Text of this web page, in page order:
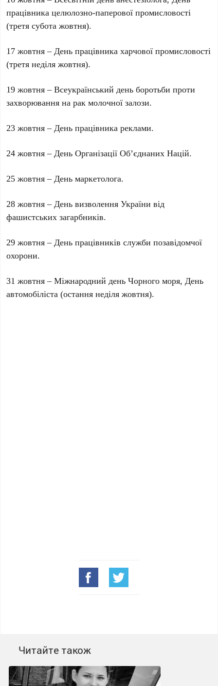
працівника целюлозно-паперової промисловості
(третя субота жовтня).
17 жовтня – День працівника харчової промисловості
(третя неділя жовтня).
19 жовтня – Всеукраїнський день боротьби проти
захворювання на рак молочної залози.
23 жовтня – День працівника реклами.
24 жовтня – День Організації Об’єднаних Націй.
25 жовтня – День маркетолога.
28 жовтня – День визволення України від
фашистських загарбників.
29 жовтня – День працівників служби позавідомчої
охорони.
31 жовтня – Міжнародний день Чорного моря, День
автомобіліста (остання неділя жовтня).
Читайте також